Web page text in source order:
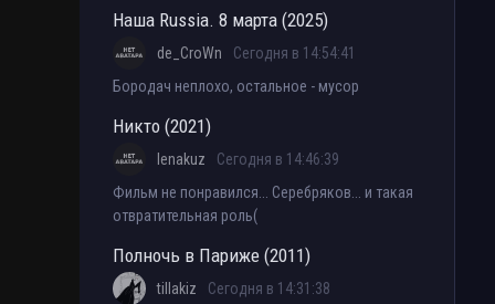
Наша Russia. 8 марта (2025)
de_CroWn
Сегодня в 14:54:41
Бородач неплохо, остальное - мусор
Никто (2021)
lenakuz
Сегодня в 14:46:39
Фильм не понравился... Серебряков... и такая
отвратительная роль(
Полночь в Париже (2011)
tillakiz
Сегодня в 14:31:38